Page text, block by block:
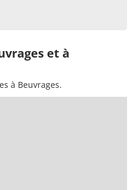
et à
à Beuvrages.